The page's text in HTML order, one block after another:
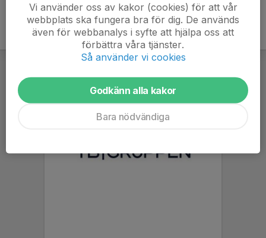
Vi använder oss av kakor (cookies) för att vår
webbplats ska fungera bra för dig. De används
även för webbanalys i syfte att hjälpa oss att
förbättra våra tjänster.
Så använder vi cookies
Godkänn alla kakor
Bara nödvändiga